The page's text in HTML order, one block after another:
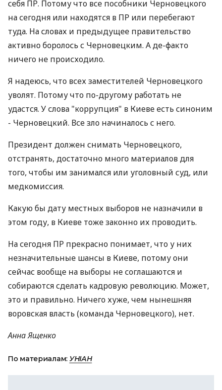
себя ПР. Потому что все пособники Черновецкого
на сегодня или находятся в ПР или перебегают
туда. На словах и предыдущее правительство
активно боролось с Черновецким. А де-факто
ничего не происходило.
Я надеюсь, что всех заместителей Черновецкого
уволят. Потому что по-другому работать не
удастся. У слова "коррупция" в Киеве есть синоним
- Черновецкий. Все зло начиналось с него.
Президент должен снимать Черновецкого,
отстранять, достаточно много материалов для
того, чтобы им занимался или уголовный суд, или
медкомиссия.
Какую бы дату местных выборов не назначили в
этом году, в Киеве тоже законно их проводить.
На сегодня ПР прекрасно понимает, что у них
незначительные шансы в Киеве, потому они
сейчас вообще на выборы не соглашаются и
собираются сделать кадровую революцию. Может,
это и правильно. Ничего хуже, чем нынешняя
воровская власть (команда Черновецкого), нет.
Анна Ященко
По материалам: УНІАН